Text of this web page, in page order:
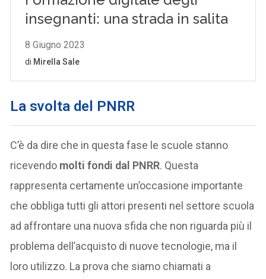
La svolta del PNRR
C’è da dire che in questa fase le scuole stanno
ricevendo molti fondi dal PNRR. Questa
rappresenta certamente un’occasione importante
che obbliga tutti gli attori presenti nel settore scuola
ad affrontare una nuova sfida che non riguarda più il
problema dell’acquisto di nuove tecnologie, ma il
loro utilizzo. La prova che siamo chiamati a